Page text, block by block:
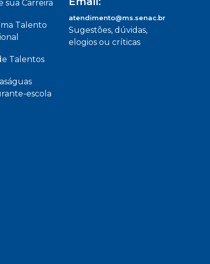
sua Carreira
Talento
Talentos
escola
atendimento@ms.senac.br
Sugestões, dúvidas,
elogios ou críticas